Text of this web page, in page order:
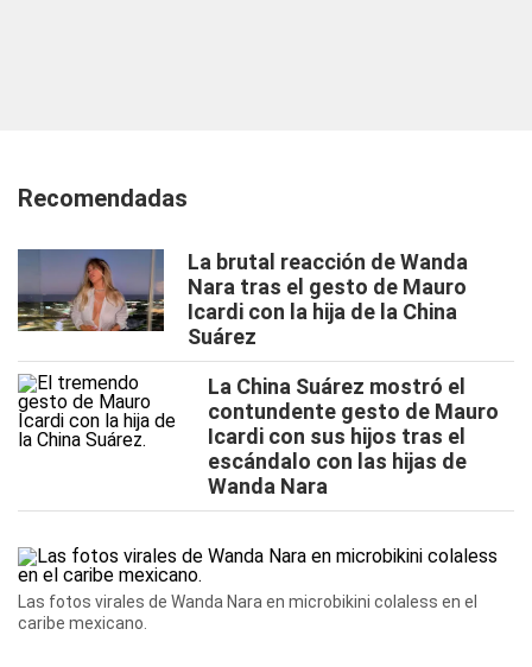
Recomendadas
La brutal reacción de Wanda
Nara tras el gesto de Mauro
Icardi con la hija de la China
Suárez
La China Suárez mostró el
contundente gesto de Mauro
Icardi con sus hijos tras el
escándalo con las hijas de
Wanda Nara
Las fotos virales de Wanda Nara en microbikini colaless en el
caribe mexicano.